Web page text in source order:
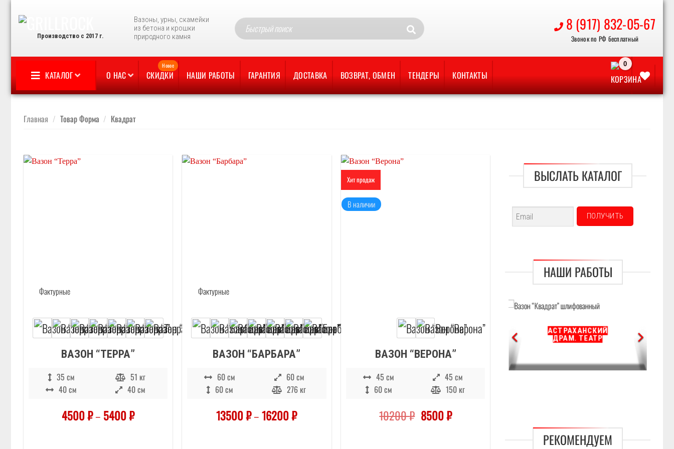
Производство с 2017 г.
Вазоны, урны, скамейки
из бетона и крошки
природного камня
8 (917) 832-05-67
КАТАЛОГ О НАС СКИДКИ НАШИ РАБОТЫ ГАРАНТИЯ ДОСТАВКА ВОЗВРАТ, ОБМЕН ТЕНДЕРЫ КОНТАКТЫ
Главная / Товар Форма / Квадрат
ВАЗОН “ТЕРРА”
35 см
51 кг
40 см
40 см
4500₽– 5400₽
ВАЗОН “БАРБАРА”
60 см
60 см
60 см
276 кг
13500₽–16200₽
Хит продаж
В наличии
ВАЗОН “ВЕРОНА”
45 см
45 см
60 см
150 кг
10200₽ Первоначальная
цена
8500₽Текущая
ВЫСЛАТЬ КАТАЛОГ
НАШИ РАБОТЫ
АСТРАХАНСКИЙ
ДРАМ. ТЕАТР
АЭРОПОРТ
«ВОЛГОГРАД»
РЕКОМЕНДУЕМ